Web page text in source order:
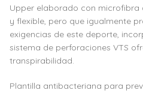
Upper elaborado con
y flexible, pero que igualmente
exigencias de este deporte,
sistema de perforaciones VTS
transpirabilidad.
Plantilla antibacteriana para